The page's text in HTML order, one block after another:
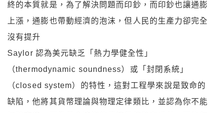
終的本質就是，為了解決問題而印鈔，而印鈔也讓通膨
上漲，通膨也帶動經濟的泡沫，但人民的生產力卻完全
沒有提升
Saylor 認為美元缺乏「熱力學健全性」
（thermodynamic soundness）或「封閉系統」
（closed system）的特性，這對工程學來說是致命的
缺陷，他將其貨幣理論與物理定律類比，並認為你不能